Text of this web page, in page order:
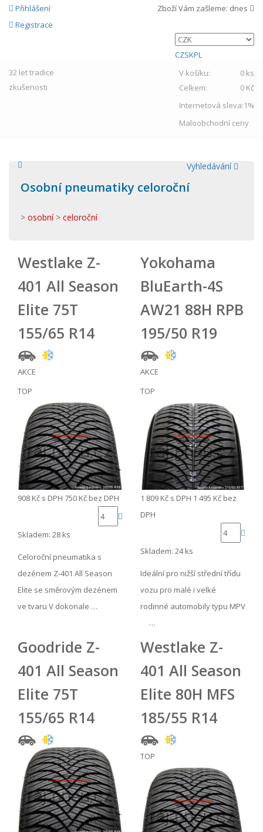
Přihlášení
Registrace
Zboží Vám zašleme: dnes
CZSKPL
32 lettradice
zkušenosti
V košíku:
0 ks
Celkem:
0 Kč
Internetová sleva:1%
Maloobchodní ceny
Vyhledávání
Osobní pneumatiky celoroční
> osobní> celoroční
Westlake Z-
401 All Season
Elite 75T
155/65 R14
AKCE
TOP
908 Kč s DPH 750 Kč bez DPH
Skladem: 28 ks
Celoroční pneumatika s
dezénem Z-401 All Season
Elite se směrovým dezénem
ve tvaru V dokonale …
Yokohama
BluEarth-4S
AW21 88H RPB
195/50 R19
AKCE
TOP
1 809 Kč s DPH 1 495 Kč bez
DPH
Skladem: 24 ks
Ideální pro nižší střední třídu
vozu pro malé i velké
rodinné automobily typu MPV
…
Goodride Z-
401 All Season
Elite 75T
155/65 R14
Westlake Z-
401 All Season
Elite 80H MFS
185/55 R14
TOP